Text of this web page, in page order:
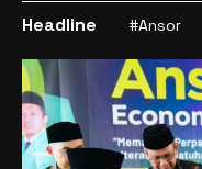
Headline #Ansor